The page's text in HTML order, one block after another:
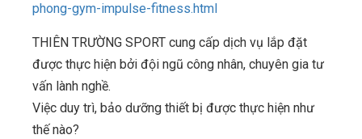
phong-gym-impulse-fitness.html
THIÊN TRƯỜNG SPORT cung cấp dịch vụ lắp đặt
được thực hiện bởi đội ngũ công nhân, chuyên gia tư
vấn lành nghề.
Việc duy trì, bảo dưỡng thiết bị được thực hiện như
thế nào?